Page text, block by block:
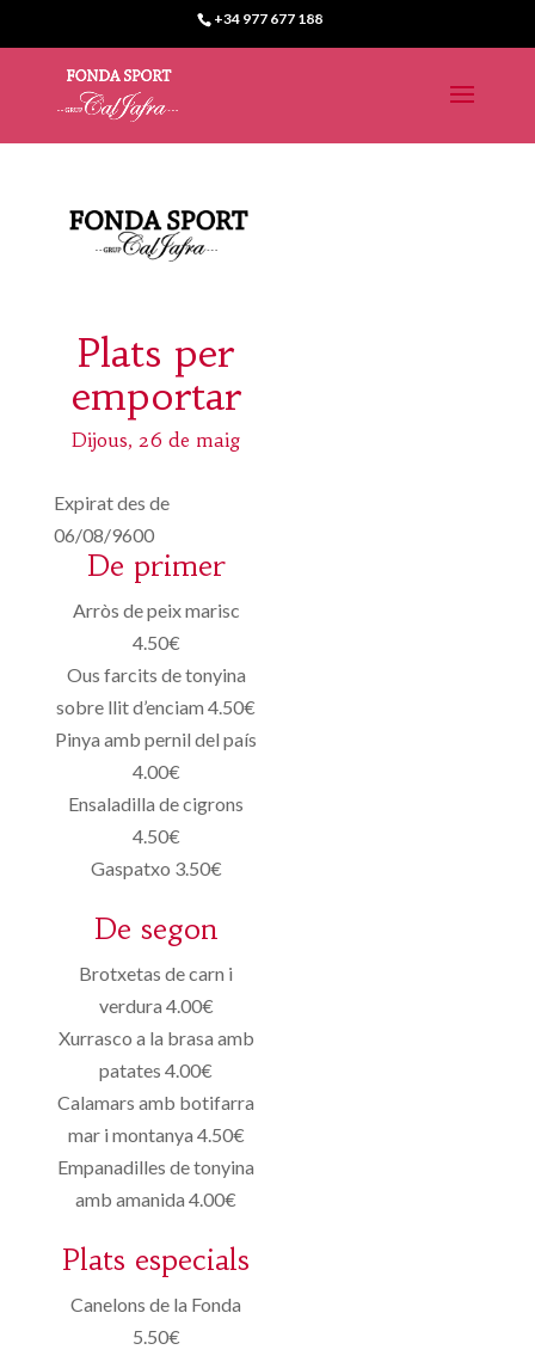
+34 977 677 188
Plats per
emportar
Dijous, 26 de maig
Expirat des de
06/08/9600
De primer
Arròs de peix marisc
4.50€
Ous farcits de tonyina
sobre llit d’enciam 4.50€
Pinya amb pernil del país
4.00€
Ensaladilla de cigrons
4.50€
Gaspatxo 3.50€
De segon
Brotxetas de carn i
verdura 4.00€
Xurrasco a la brasa amb
patates 4.00€
Calamars amb botifarra
mar i montanya 4.50€
Empanadilles de tonyina
amb amanida 4.00€
Plats especials
Canelons de la Fonda
5.50€